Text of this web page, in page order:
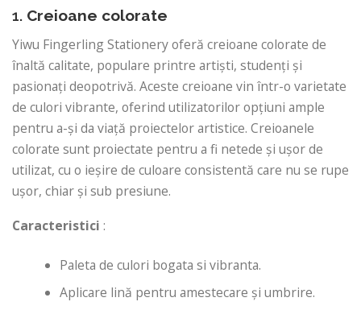
1. Creioane colorate
Yiwu Fingerling Stationery oferă creioane colorate de
înaltă calitate, populare printre artiști, studenți și
pasionați deopotrivă. Aceste creioane vin într-o varietate
de culori vibrante, oferind utilizatorilor opțiuni ample
pentru a-și da viață proiectelor artistice. Creioanele
colorate sunt proiectate pentru a fi netede și ușor de
utilizat, cu o ieșire de culoare consistentă care nu se rupe
ușor, chiar și sub presiune.
Caracteristici :
Paleta de culori bogata si vibranta.
Aplicare lină pentru amestecare și umbrire.